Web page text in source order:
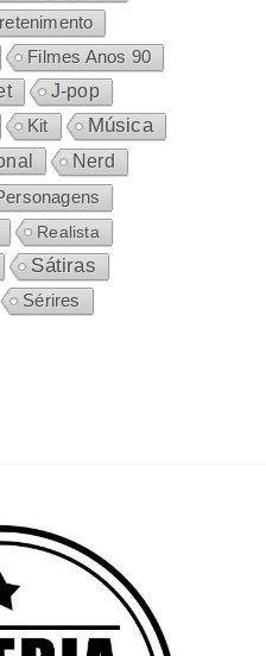
Filmes Anos 90
J-pop
Kit Música
Nerd
Realista
Sátiras
Sérires